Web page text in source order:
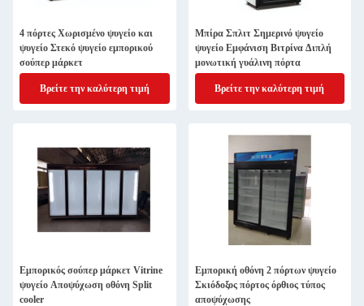
4 πόρτες Χωρισμένο ψυγείο και
ψυγείο Στεκό ψυγείο εμπορικού
σούπερ μάρκετ
Βρείτε την καλύτερη τιμή
Μπίρα Σπλιτ Σημερινό ψυγείο
ψυγείο Εμφάνιση Βιτρίνα Διπλή
μονωτική γυάλινη πόρτα
Βρείτε την καλύτερη τιμή
Εμπορικός σούπερ μάρκετ Vitrine
ψυγείο Αποψύχωση οθόνη Split
cooler
Εμπορική οθόνη 2 πόρτων ψυγείο
Σκιόδοξος πόρτος όρθιος τύπος
αποψύχωσης